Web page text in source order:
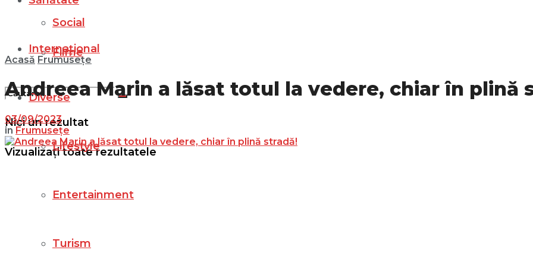
Social
Filme
Nici un rezultat
Vizualizați toate rezultatele
Internațional
Diverse
Lifestyle
Entertainment
Turism
Acasă Frumusețe
Andreea Marin a lăsat totul la vedere, chiar în plină
03/09/2023
in Frumusețe